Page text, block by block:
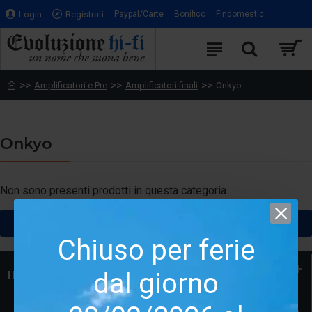
Chiuso per ferie
dal giorno
Login Registrati Paypal/Carte Bonifico Findomestic
Amplificatori e Pre Amplificatori finali Onkyo
Onkyo
Non sono presenti prodotti in questa categoria.
INFORMAZIONI